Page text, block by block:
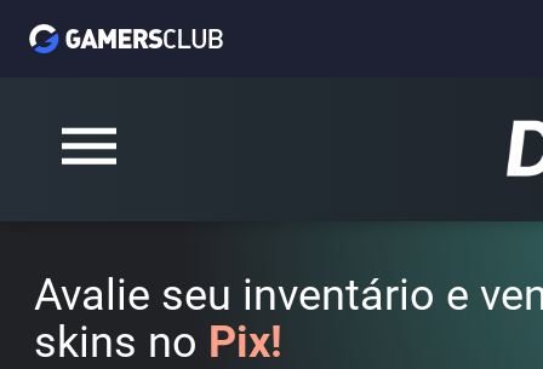
Avalie seu inventário e
skins no Pix!